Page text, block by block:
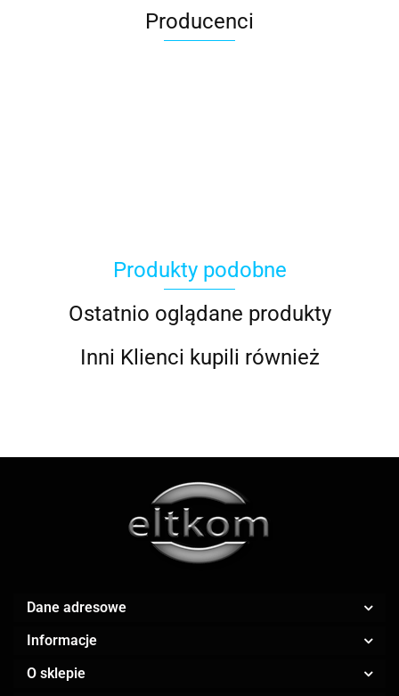
Producenci
ACOOL TOY
AMAZFIT
Produkty podobne
Ostatnio oglądane produkty
Inni Klienci kupili również
Dane adresowe
Informacje
O sklepie